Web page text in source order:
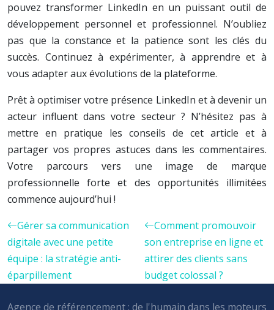
pouvez transformer LinkedIn en un puissant outil de
développement personnel et professionnel. N’oubliez
pas que la constance et la patience sont les clés du
succès. Continuez à expérimenter, à apprendre et à
vous adapter aux évolutions de la plateforme.
Prêt à optimiser votre présence LinkedIn et à devenir un
acteur influent dans votre secteur ? N’hésitez pas à
mettre en pratique les conseils de cet article et à
partager vos propres astuces dans les commentaires.
Votre parcours vers une image de marque
professionnelle forte et des opportunités illimitées
commence aujourd’hui !
Gérer sa communication
digitale avec une petite
équipe : la stratégie anti-
éparpillement
Comment promouvoir
son entreprise en ligne et
attirer des clients sans
budget colossal ?
Agence de référencement : de l'humain dans les moteurs